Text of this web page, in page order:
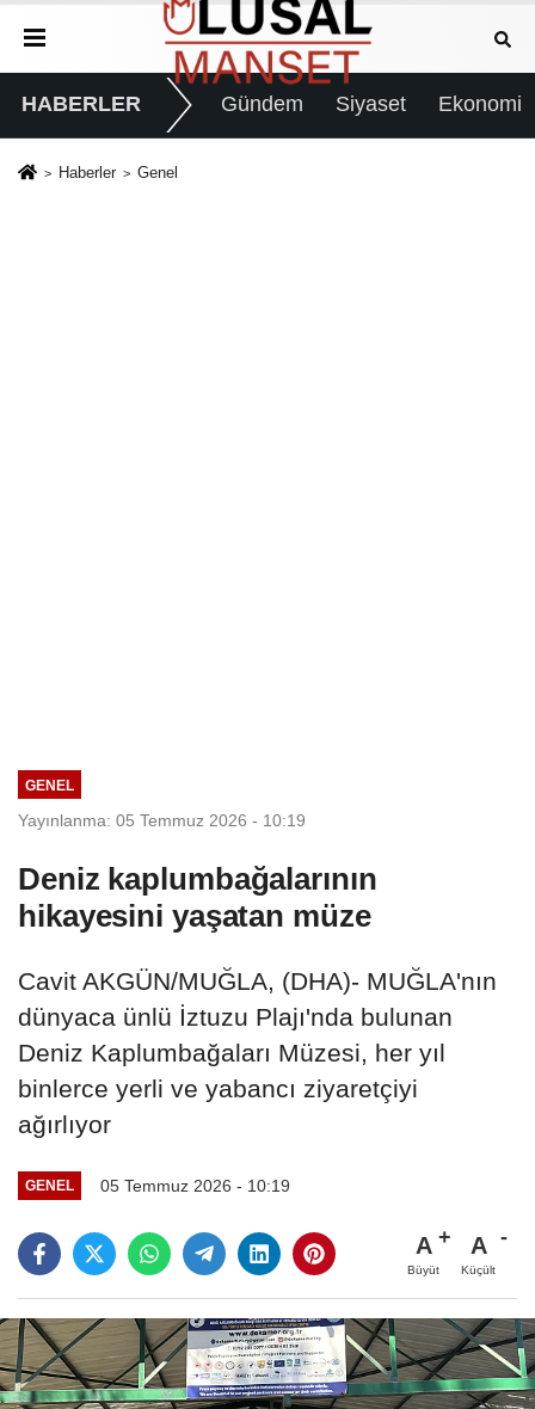
HABERLER Gündem Siyaset Ekonomi
Haberler Genel
GENEL
Yayınlanma: 05 Temmuz 2026 - 10:19
Deniz kaplumbağalarının
hikayesini yaşatan müze
Cavit AKGÜN/MUĞLA, (DHA)- MUĞLA'nın
dünyaca ünlü İztuzu Plajı'nda bulunan
Deniz Kaplumbağaları Müzesi, her yıl
binlerce yerli ve yabancı ziyaretçiyi
ağırlıyor
GENEL 05 Temmuz 2026 - 10:19
A
Büyüt
A
Küçült